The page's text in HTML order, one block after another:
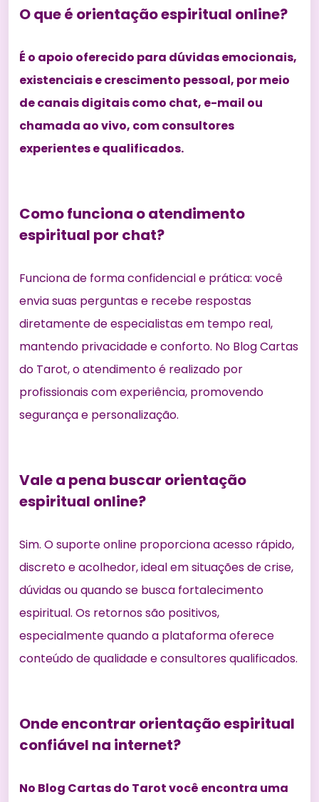
O que é orientação espiritual online?
É o apoio oferecido para dúvidas emocionais,
existenciais e crescimento pessoal, por meio
de canais digitais como chat, e-mail ou
chamada ao vivo, com consultores
experientes e qualificados.
Como funciona o atendimento
espiritual por chat?
Funciona de forma confidencial e prática: você
envia suas perguntas e recebe respostas
diretamente de especialistas em tempo real,
mantendo privacidade e conforto. No Blog Cartas
do Tarot, o atendimento é realizado por
profissionais com experiência, promovendo
segurança e personalização.
Vale a pena buscar orientação
espiritual online?
Sim. O suporte online proporciona acesso rápido,
discreto e acolhedor, ideal em situações de crise,
dúvidas ou quando se busca fortalecimento
espiritual. Os retornos são positivos,
especialmente quando a plataforma oferece
conteúdo de qualidade e consultores qualificados.
Onde encontrar orientação espiritual
confiável na internet?
No Blog Cartas do Tarot você encontra uma